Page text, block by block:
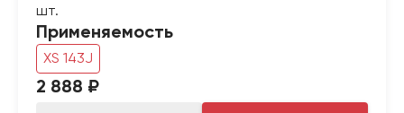
шт.
Применяемость
XS 143J
2 888 ₽